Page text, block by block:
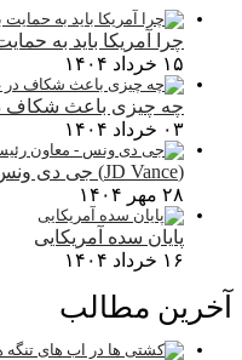
چرا آمریکا باید به
۱۵ خرداد ۱۴۰۴
چه چیزی باعث
۰۳ خرداد ۱۴۰۴
(JD Vance) جی دی ونس
۲۸ مهر ۱۴۰۴
پایان سده آمریکایی
۱۶ خرداد ۱۴۰۴
آخرین مطالب